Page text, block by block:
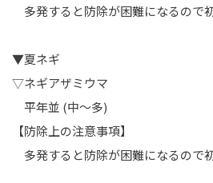
多発すると防除が困難になるので
▼夏ネギ
▽ネギアザミウマ
平年並 (中～多)
【防除上の注意事項】
多発すると防除が困難になるので